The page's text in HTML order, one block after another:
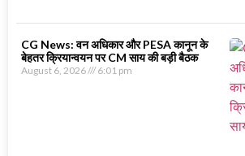
CG News: वन अधिकार और PESA कानून के
बेहतर क्रियान्वयन पर CM साय की बड़ी बैठक
August 6, 2026 6:01 pm